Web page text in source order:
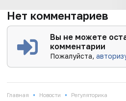
Нет комментариев
Вы не можете
комментарии
Пожалуйста,
Главная • Новости • Регуляторика